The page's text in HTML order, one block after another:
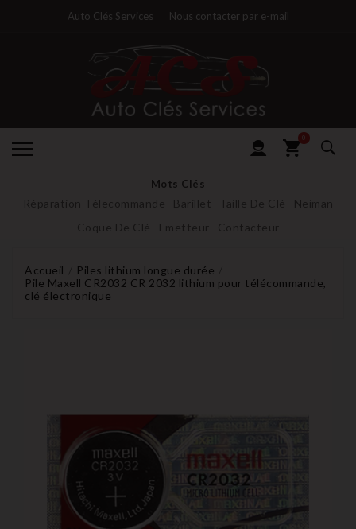
Auto Clés Services Nous contacter par e-mail
0
Mots Clés
Réparation Télecommande Barillet Taille De Clé
Neiman
Coque De Clé
Emetteur Contacteur
Accueil
Piles lithium longue durée
Pile Maxell CR2032 CR 2032 lithium pour télécommande,
clé électronique